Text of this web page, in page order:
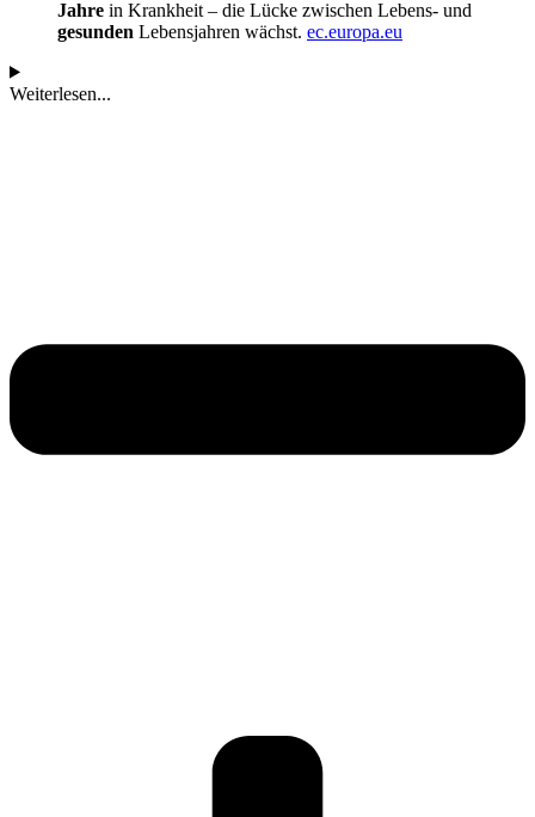
Jahre in Krankheit – die Lücke zwischen Lebens- und
gesunden Lebensjahren wächst. ec.europa.eu
Weiterlesen...